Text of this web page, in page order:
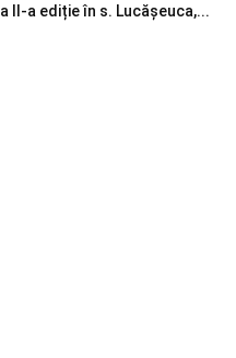
a II-a ediție în s. Lucășeuca,...